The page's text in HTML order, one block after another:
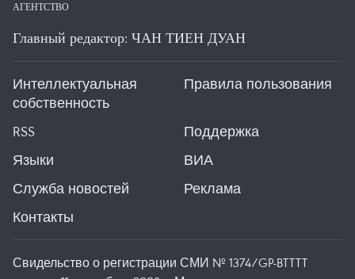
АГЕНТСТВО
Главный редактор: ЧАН ТИЕН ДУАН
Интеллектуальная
собственность
Правила пользования
RSS
Поддержка
Языки
ВИА
Служба новостей
Реклама
Контакты
Свидельство о регистрации СМИ № 1374/GP-BTTTT